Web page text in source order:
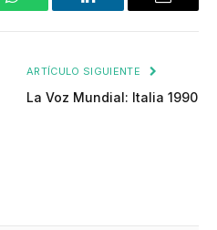
WhatsApp LinkedIn Email
ARTÍCULO SIGUIENTE
La Voz Mundial: Italia 1990